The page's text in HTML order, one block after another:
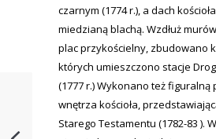
czarnym (1774 r.), a dach
miedzianą blachą. Wzdłuż
plac przykościelny, zbudowano
których umieszczono stacje
(1777 r.) Wykonano też figuralną
wnętrza kościoła,
Starego Testamentu (1782-83 ).